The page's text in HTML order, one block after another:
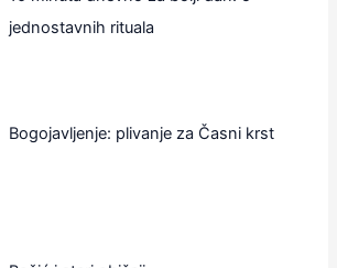
jednostavnih rituala
Bogojavljenje: plivanje za Časni krst